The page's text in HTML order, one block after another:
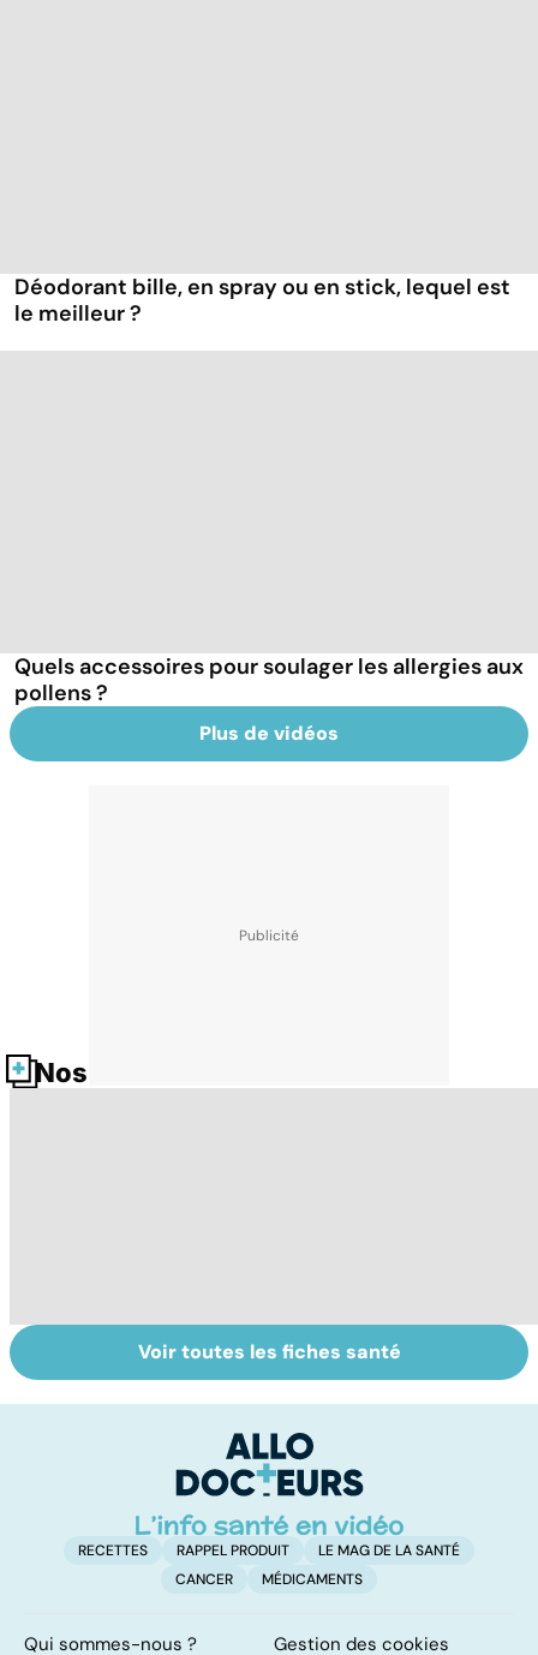
Déodorant bille, en spray ou en stick, lequel est
le meilleur ?
Quels accessoires pour soulager les allergies aux
pollens ?
Plus de vidéos
Nos fiches santé
Conjonctivite,
kératite, uvéite :
Faites un pied de
nez à la rhinite
Voir toutes les fiches santé
RECETTES RAPPEL PRODUIT
LE MAG DE LA SANTÉ
CANCER
MÉDICAMENTS
Qui sommes-nous ? Gestion des cookies